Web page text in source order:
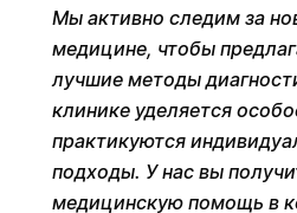
Мы активно следим за
медицине, чтобы
лучшие методы
клинике уделяется
практикуются
подходы. У нас вы
медицинскую помощь в